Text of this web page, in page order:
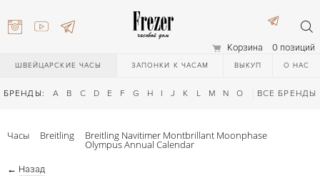
Корзина 0 позиций
ШВЕЙЦАРСКИЕ ЧАСЫ ЗАПОНКИ К ЧАСАМ ВЫКУП О НАС
БРЕНДЫ: A B C D E F G H I J K L M N O Q R S T
ВСЕ БРЕНДЫ
Часы Breitling Breitling Navitimer Montbrillant Moonphase
Olympus Annual Calendar
← Назад